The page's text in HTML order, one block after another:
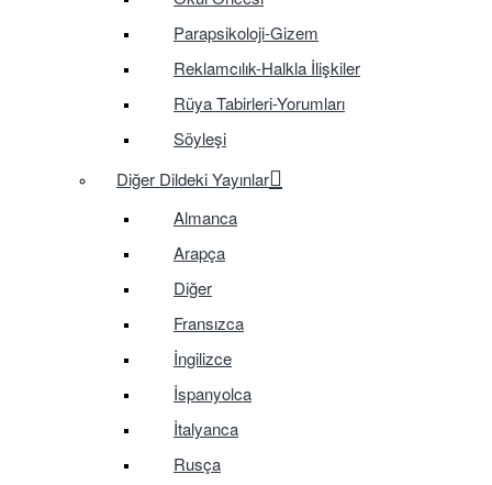
Parapsikoloji-Gizem
Reklamcılık-Halkla İlişkiler
Rüya Tabirleri-Yorumları
Söyleşi
Diğer Dildeki Yayınlar
Almanca
Arapça
Diğer
Fransızca
İngilizce
İspanyolca
İtalyanca
Rusça